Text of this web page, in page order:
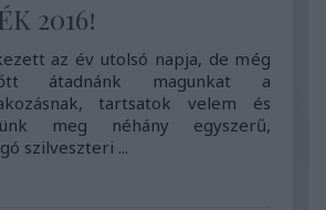
2016!
az év utolsó napja, de még
átadnánk magunkat a
tartsatok velem és
meg néhány egyszerű,
szilveszteri ...